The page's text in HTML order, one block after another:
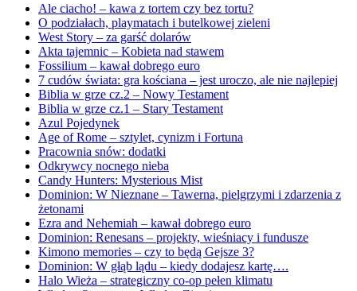
Ale ciacho! – kawa z tortem czy bez tortu?
O podziałach, playmatach i butelkowej zieleni
West Story – za garść dolarów
Akta tajemnic – Kobieta nad stawem
Fossilium – kawał dobrego euro
7 cudów świata: gra kościana – jest uroczo, ale nie najlepiej
Biblia w grze cz.2 – Nowy Testament
Biblia w grze cz.1 – Stary Testament
Azul Pojedynek
Age of Rome – sztylet, cynizm i Fortuna
Pracownia snów: dodatki
Odkrywcy nocnego nieba
Candy Hunters: Mysterious Mist
Dominion: W Nieznane – Tawerna, pielgrzymi i zdarzenia z
żetonami
Ezra and Nehemiah – kawał dobrego euro
Dominion: Renesans – projekty, wieśniacy i fundusze
Kimono memories – czy to będą Gejsze 3?
Dominion: W głąb lądu – kiedy dodajesz kartę….
Halo Wieża – strategiczny co-op pełen klimatu